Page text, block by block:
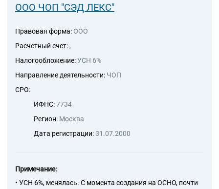
наук прочие
переводу
74.90.2 Деятельность,
связанной с недвижимым
ООО ЧОП "СЭД ЛЕКС"
Правовая форма: ООО
Расчетный счет: ,
Налогообложение:УСН 6%
Направление деятельности: ЧОП
СРО:
ИФНС:7734
Регион: Москва
Дата регистрации:31.07.2000
Примечание:
• УСН 6%, менялась. С момента создания на ОСНО, почти